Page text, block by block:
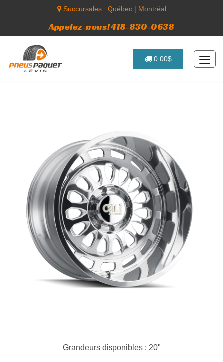
Succursales : Québec| Montréal
Appelez-nous! 418-830-0638
0.00$
Grandeurs disponibles : 20"